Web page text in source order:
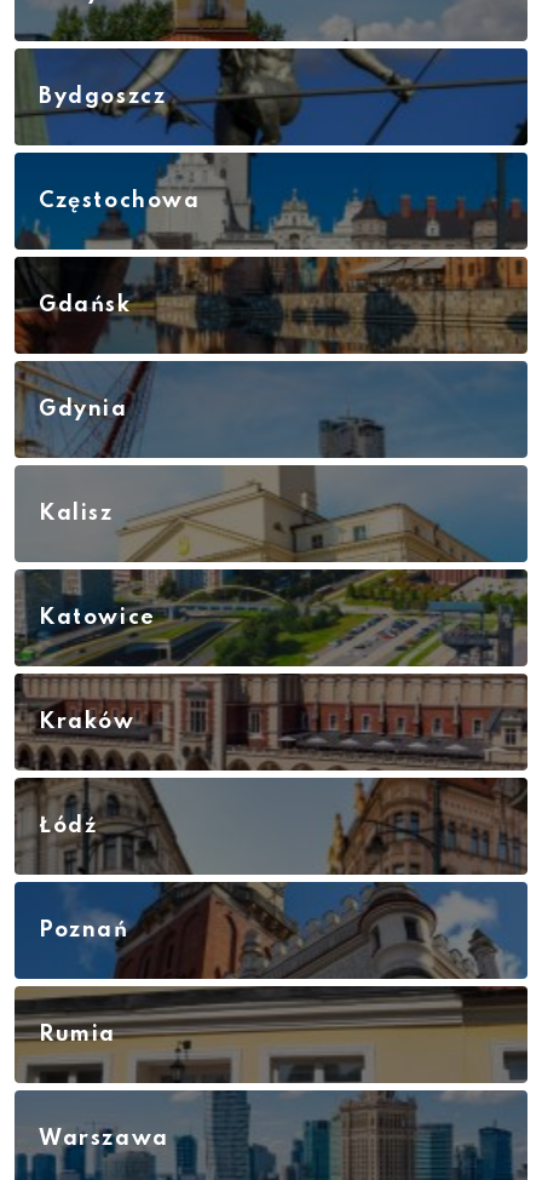
Bydgoszcz
Częstochowa
Gdańsk
Gdynia
Kalisz
Katowice
Kraków
Łódź
Poznań
Rumia
Warszawa